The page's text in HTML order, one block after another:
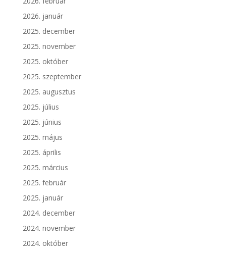
2026. január
2025. december
2025. november
2025. október
2025. szeptember
2025. augusztus
2025. július
2025. június
2025. május
2025. április
2025. március
2025. február
2025. január
2024. december
2024. november
2024. október